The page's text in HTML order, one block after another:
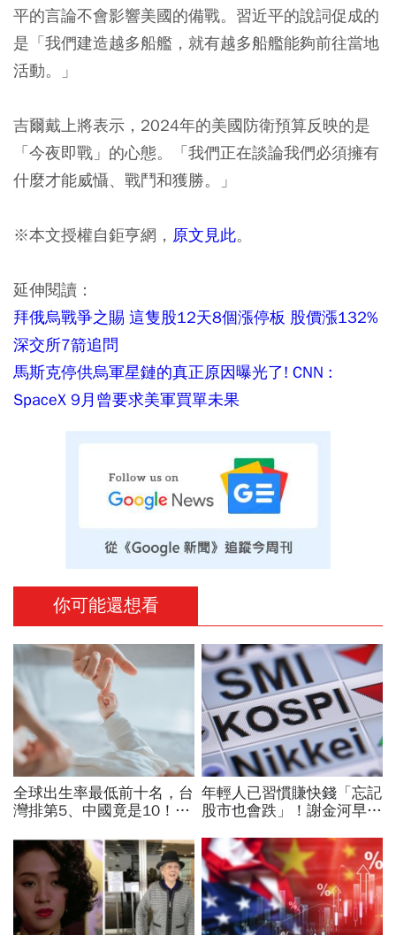
平的言論不會影響美國的備戰。習近平的說詞促成的
是「我們建造越多船艦，就有越多船艦能夠前往當地
活動。」
吉爾戴上將表示，2024年的美國防衛預算反映的是
「今夜即戰」的心態。「我們正在談論我們必須擁有
什麼才能威懾、戰鬥和獲勝。」
※本文授權自鉅亨網， 原文見此。
延伸閱讀：
拜俄烏戰爭之賜 這隻股12天8個漲停板 股價漲132%
深交所7箭追問
馬斯克停供烏軍星鏈的真正原因曝光了! CNN :
SpaceX 9月曾要求美軍買單未果
你可能還想看
全球出生率最低前十名，台
灣排第5、中國竟是10！亞
經濟壓力成天然避孕藥？
年輕人已習慣賺快錢「忘記
股市也會跌」！謝金河早一
出事：根本把投資人丟火坑